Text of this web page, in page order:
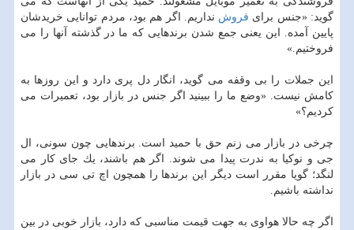
گوید: «جنس برای فروش نداریم. اگر هم بود، مردم توانایی ‏خریدشان
پایین آمده. این یعنی جمع شدن برندهایی كه ما در گذشته آنها را می
فروختیم.»
این جملات را ‏بی وقفه می گوید، انگار دل پری دارد و این روزها به
كامش نیست. «وضع ما را ببینید اگر جنس ‏در بازار بود، تعمیرات می
كردیم؟» ‏
چرخی در بازار می زنم حق با حمید است. برندهایی چون سونی، ال
جی و نوكیا به ندرت پیدا می ‏شوند. اگر هم باشند، یك جای كار می
لنگد؛ گویا مقرر است دیگر این برندها را همچون اچ تی سی در ‏بازار
نداشته باشیم.
اگر چه حالا هواوی به جهت قیمت مناسبی كه دارد، بازار خوبی در بین